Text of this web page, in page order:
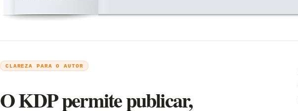
CLAREZA PARA O AUTOR
O KDP permite publicar,